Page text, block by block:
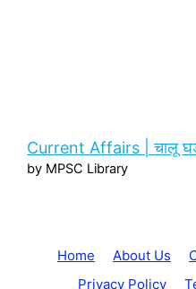
Current Affairs | चालू
by MPSC Library
Home About Us
Privacy Policy